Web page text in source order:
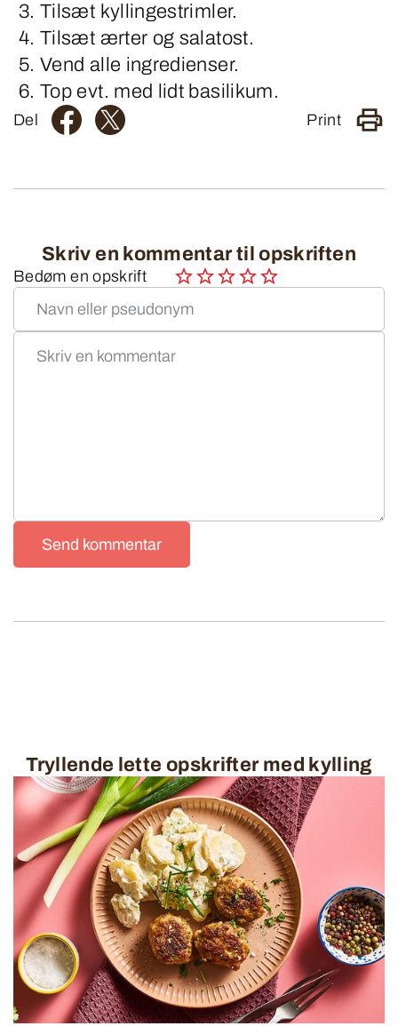
Tilsæt kyllingestrimler.
Tilsæt ærter og salatost.
Vend alle ingredienser.
Top evt. med lidt basilikum.
Del Print
Skriv en kommentar til opskriften
Bedøm en opskrift
Send kommentar
Tryllende lette opskrifter med kylling